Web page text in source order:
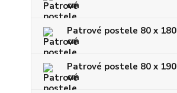
cm
Patrové postele 80 x 180
cm
Patrové postele 80 x 190
cm